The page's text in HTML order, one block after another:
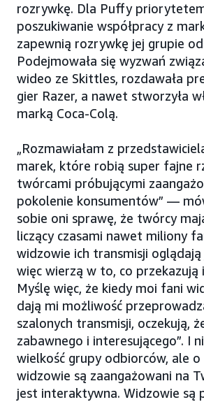
rozrywkę. Dla Puffy
poszukiwanie współpracy z
zapewnią rozrywkę jej grupie
Podejmowała się wyzwań
wideo ze Skittles, rozdawała
gier Razer, a nawet stworzyła
marką Coca-Colą.
„Rozmawiałam z
marek, które robią super fajne
twórcami próbującymi
pokolenie konsumentów” —
sobie oni sprawę, że twórcy
liczący czasami nawet miliony
widzowie ich transmisji oglądają
więc wierzą w to, co przekazują
Myślę więc, że kiedy moi fani
dają mi możliwość
szalonych transmisji, oczekują,
zabawnego i interesującego”. I
wielkość grupy odbiorców, ale o
widzowie są zaangażowani na
jest interaktywna. Widzowie są